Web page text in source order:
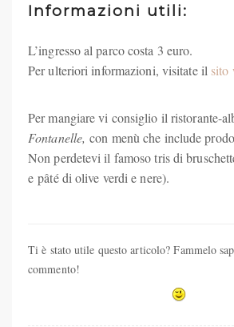
Informazioni utili:
L’ingresso al parco costa 3 euro.
Per ulteriori informazioni, visitate il sito
Per mangiare vi consiglio il ristorante-
Fontanelle,con menù che include
Non perdetevi il famoso tris di
e pâté di olive verdi e nere).
Ti è stato utile questo articolo? Fammelo
commento!